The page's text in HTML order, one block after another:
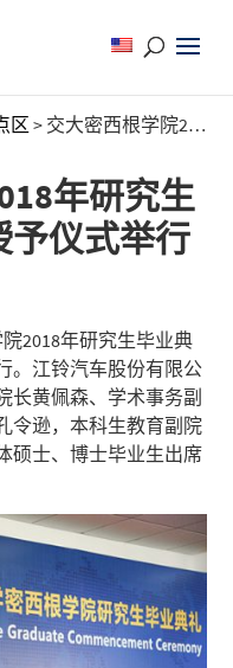
区 > 交大密西根学院2018年研究生毕业典礼暨学位授予仪式举行
年研究生
予仪式举行
2018年研究生毕业典
。江铃汽车股份有限公
长黄佩森、学术事务副
令逊，本科生教育副院
硕士、博士毕业生出席